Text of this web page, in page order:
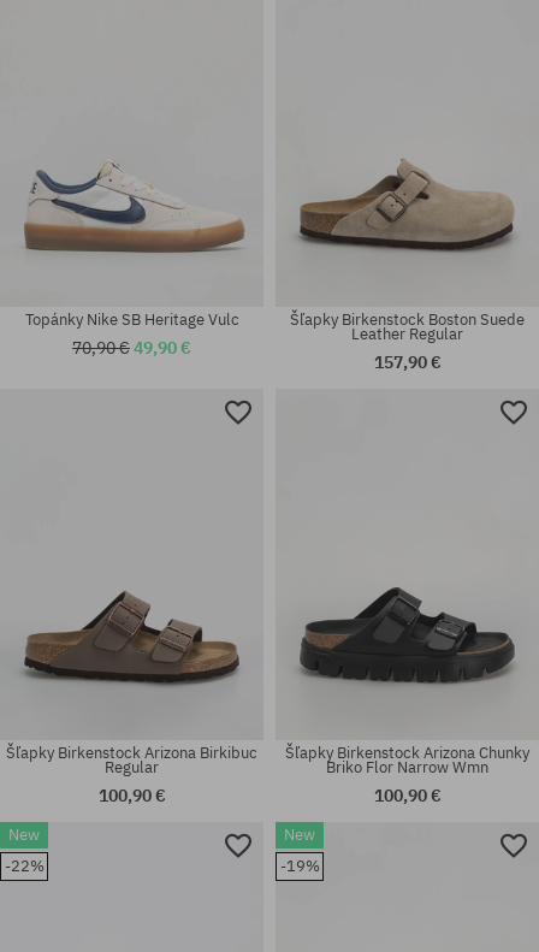
41.5; 42; 42.5; 43; 44; 45; 45.5;
Dostupné veľkosti:
36.5; 37.5; 38; 38.5; 39; 40;
40.5; 41; 42; 48.5
Topánky Nike SB Heritage Vulc
70,90 €49,90 €
Dostupné veľkosti:
37; 39; 40; 44; 45; 46
Šľapky Birkenstock Boston Suede
Leather Regular
157,90 €
Šľapky Birkenstock Arizona Birkibuc
Regular
100,90 €
Šľapky Birkenstock Arizona Chunky
Briko Flor Narrow Wmn
100,90 €
New
-22%
New
-19%